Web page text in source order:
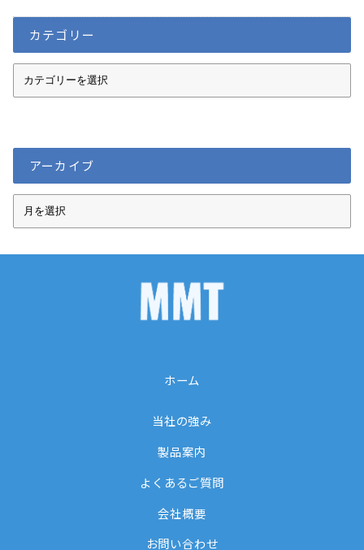
カテゴリー
テ
ー
アーカイブ
ー
ホーム
当社の強み
製品案内
よくあるご質問
会社概要
お問い合わせ